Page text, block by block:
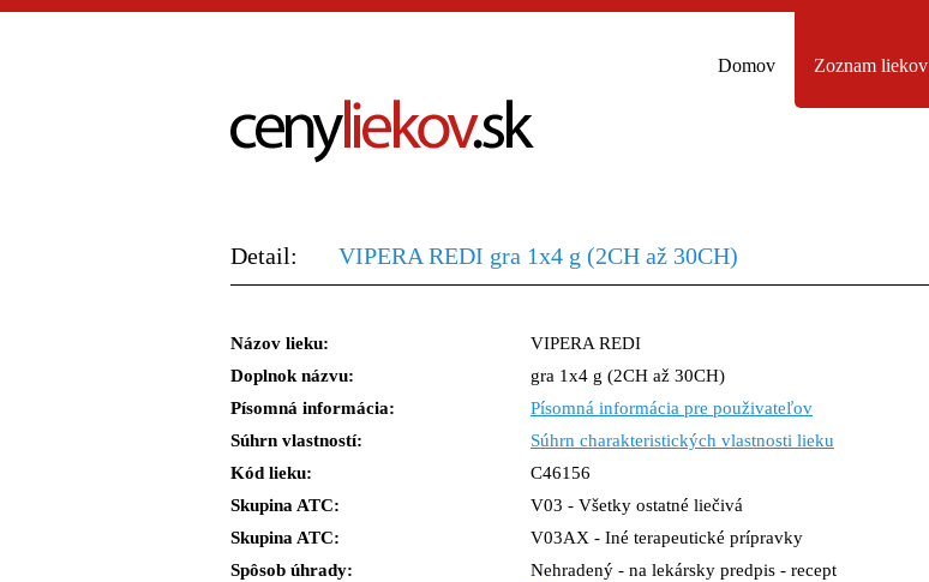
Domov Zoznam liekov
Detail: VIPERA REDI gra 1x4 g (2CH až 30CH)
Názov lieku:
VIPERA REDI
Doplnok názvu:
gra 1x4 g (2CH až 30CH)
Písomná informácia:
Písomná informácia pre použivateľov
Súhrn vlastností:
Súhrn charakteristických vlastnosti lieku
Kód lieku:
C46156
Skupina ATC:
V03 - Všetky ostatné liečivá
Skupina ATC:
V03AX - Iné terapeutické prípravky
Spôsob úhrady:
Nehradený - na lekársky predpis - recept